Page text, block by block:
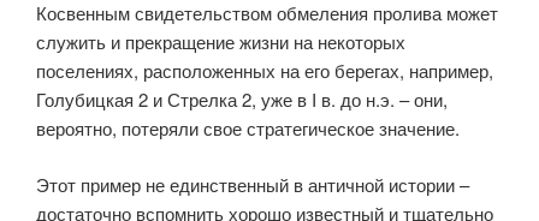
Косвенным свидетельством обмеления пролива может
служить и прекращение жизни на некоторых
поселениях, расположенных на его берегах, например,
Голубицкая 2 и Стрелка 2, уже в I в. до н.э. – они,
вероятно, потеряли свое стратегическое значение.
Этот пример не единственный в античной истории –
достаточно вспомнить хорошо известный и тщательно